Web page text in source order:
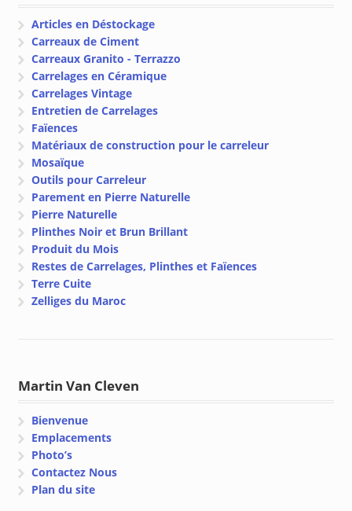
Articles en Déstockage
Carreaux de Ciment
Carreaux Granito - Terrazzo
Carrelages en Céramique
Carrelages Vintage
Entretien de Carrelages
Faïences
Matériaux de construction pour le carreleur
Mosaïque
Outils pour Carreleur
Parement en Pierre Naturelle
Pierre Naturelle
Plinthes Noir et Brun Brillant
Produit du Mois
Restes de Carrelages, Plinthes et Faïences
Terre Cuite
Zelliges du Maroc
Martin Van Cleven
Bienvenue
Emplacements
Photo’s
Contactez Nous
Plan du site